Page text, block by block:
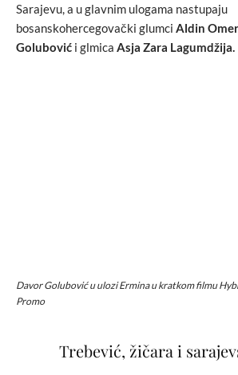
Sarajevu, a u glavnim ulogama nastupaju
bosanskohercegovački glumci Aldin
Golubović i glmica Asja Zara Lagumdžija.
Davor Golubović u ulozi Ermina u kratkom filmu
Promo
Trebević, žičara i